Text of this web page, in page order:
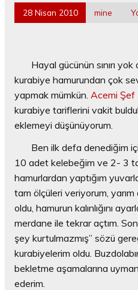
28 Nisan 2010 mine
Hayal gücünün sınırı yok
kurabiye hamurundan çok
yapmak mümkün. Acemi Şef
kurabiye tariflerini vakit
eklemeyi düşünüyorum.
Ben ilk defa denediğim
10 adet kelebeğim ve 2- 3
hamurlardan yaptığım
tam ölçüleri veriyorum,
oldu, hamurun kalınlığını
merdane ile tekrar açtım.
şey kurtulmazmış” sözü
kurabiyelerim oldu.
bekletme aşamalarına
ederim.